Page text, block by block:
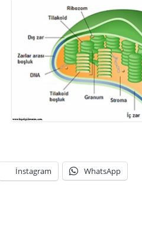
İnstagram WhatsApp